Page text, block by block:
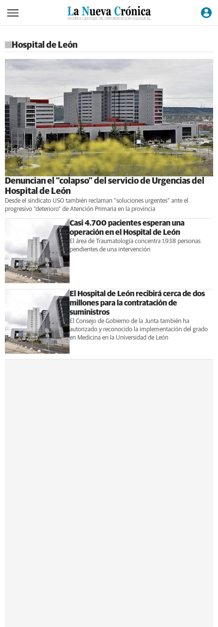
Hospital de León
Denuncian el "colapso" del servicio de Urgencias del
Hospital de León
Desde el sindicato USO también reclaman "soluciones urgentes" ante el
progresivo "deterioro" de Atención Primaria en la provincia
Casi 4.700 pacientes esperan una
operación en el Hospital de León
El área de Traumatología concentra 1.938 personas
pendientes de una intervención
El Hospital de León recibirá cerca de dos
millones para la contratación de
suministros
El Consejo de Gobierno de la Junta también ha
autorizado y reconocido la implementación del grado
en Medicina en la Universidad de León